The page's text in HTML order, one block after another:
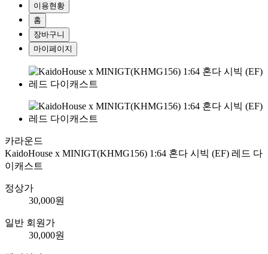
이용현황
홈
장바구니
마이페이지
카라운드
KaidoHouse x MINIGT(KHMG156) 1:64 혼다 시빅 (EF) 레드 다
이캐스트
정상가
30,000원
일반 회원가
30,000원